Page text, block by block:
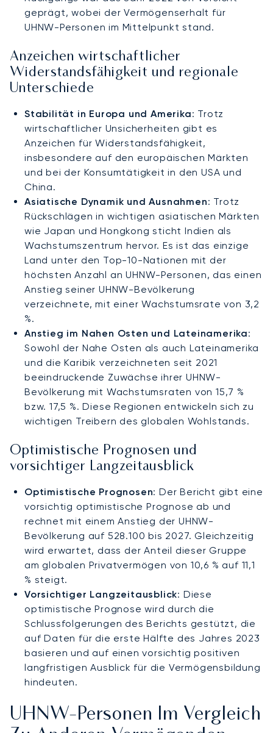
geprägt, wobei der Vermögenserhalt für
UHNW-Personen im Mittelpunkt stand.
Anzeichen wirtschaftlicher
Widerstandsfähigkeit und regionale
Unterschiede
Stabilität in Europa und Amerika: Trotz
wirtschaftlicher Unsicherheiten gibt es
Anzeichen für Widerstandsfähigkeit,
insbesondere auf den europäischen Märkten
und bei der Konsumtätigkeit in den USA und
China.
Asiatische Dynamik und Ausnahmen: Trotz
Rückschlägen in wichtigen asiatischen Märkten
wie Japan und Hongkong sticht Indien als
Wachstumszentrum hervor. Es ist das einzige
Land unter den Top-10-Nationen mit der
höchsten Anzahl an UHNW-Personen, das einen
Anstieg seiner UHNW-Bevölkerung
verzeichnete, mit einer Wachstumsrate von 3,2
%.
Anstieg im Nahen Osten und Lateinamerika:
Sowohl der Nahe Osten als auch Lateinamerika
und die Karibik verzeichneten seit 2021
beeindruckende Zuwächse ihrer UHNW-
Bevölkerung mit Wachstumsraten von 15,7 %
bzw. 17,5 %. Diese Regionen entwickeln sich zu
wichtigen Treibern des globalen Wohlstands.
Optimistische Prognosen und
vorsichtiger Langzeitausblick
Optimistische Prognosen: Der Bericht gibt eine
vorsichtig optimistische Prognose ab und
rechnet mit einem Anstieg der UHNW-
Bevölkerung auf 528.100 bis 2027. Gleichzeitig
wird erwartet, dass der Anteil dieser Gruppe
am globalen Privatvermögen von 10,6 % auf 11,1
% steigt.
Vorsichtiger Langzeitausblick: Diese
optimistische Prognose wird durch die
Schlussfolgerungen des Berichts gestützt, die
auf Daten für die erste Hälfte des Jahres 2023
basieren und auf einen vorsichtig positiven
langfristigen Ausblick für die Vermögensbildung
hindeuten.
UHNW-Personen Im Vergleich